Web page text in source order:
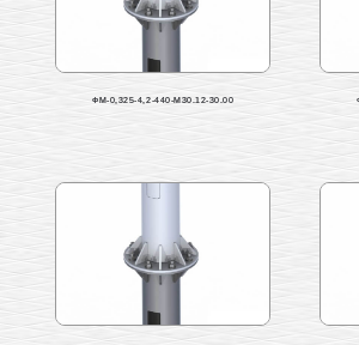
ФМ-0,325-4,2-440-М30.12-30.00